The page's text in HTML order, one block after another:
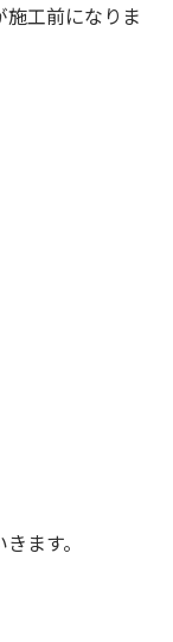
工前になりま
ます。